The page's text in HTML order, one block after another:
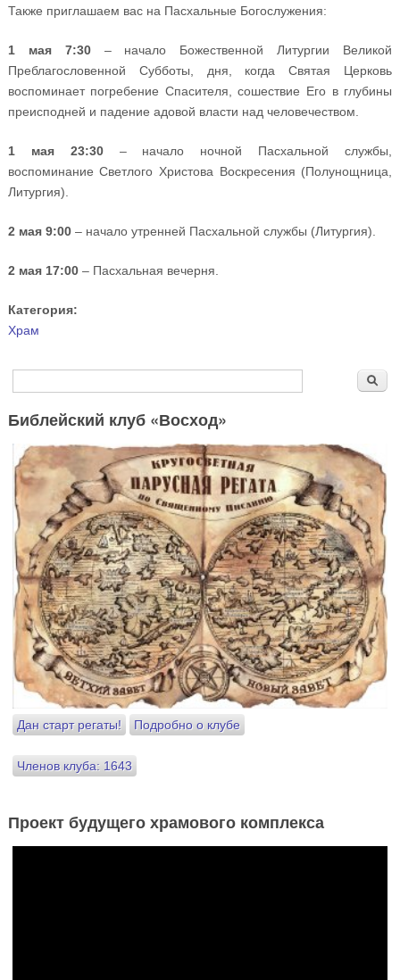
Также приглашаем вас на Пасхальные Богослужения:
1 мая 7:30– начало Божественной Литургии Великой
Преблагословенной Субботы, дня, когда Святая Церковь
воспоминает погребение Спасителя, сошествие Его в глубины
преисподней и падение адовой власти над человечеством.
1 мая 23:30– начало ночной Пасхальной службы,
воспоминание Светлого Христова Воскресения (Полунощница,
Литургия).
2 мая 9:00– начало утренней Пасхальной службы (Литургия).
2 мая 17:00– Пасхальная вечерня.
Категория:
Храм
Форма поиска
Библейский клуб «Восход»
Дан старт регаты! Подробно о клубе
Членов клуба: 1643
Проект будущего храмового комплекса